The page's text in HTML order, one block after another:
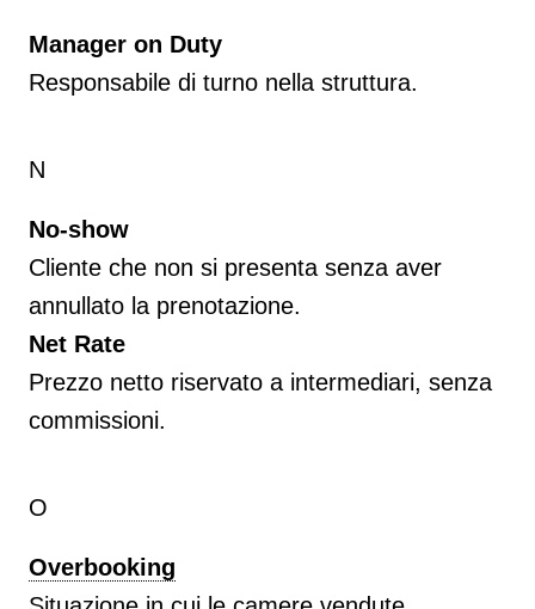
Manager on Duty
Responsabile di turno nella struttura.
N
No-show
Cliente che non si presenta senza aver
annullato la prenotazione.
Net Rate
Prezzo netto riservato a intermediari, senza
commissioni.
O
Overbooking